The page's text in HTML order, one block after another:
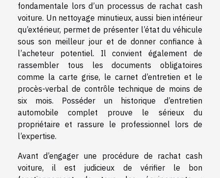
fondamentale lors d’un processus de rachat cash
voiture. Un nettoyage minutieux, aussi bien intérieur
qu’extérieur, permet de présenter l’état du véhicule
sous son meilleur jour et de donner confiance à
l’acheteur potentiel. Il convient également de
rassembler tous les documents obligatoires
comme la carte grise, le carnet d’entretien et le
procès-verbal de contrôle technique de moins de
six mois. Posséder un historique d’entretien
automobile complet prouve le sérieux du
propriétaire et rassure le professionnel lors de
l’expertise.
Avant d’engager une procédure de rachat cash
voiture, il est judicieux de vérifier le bon